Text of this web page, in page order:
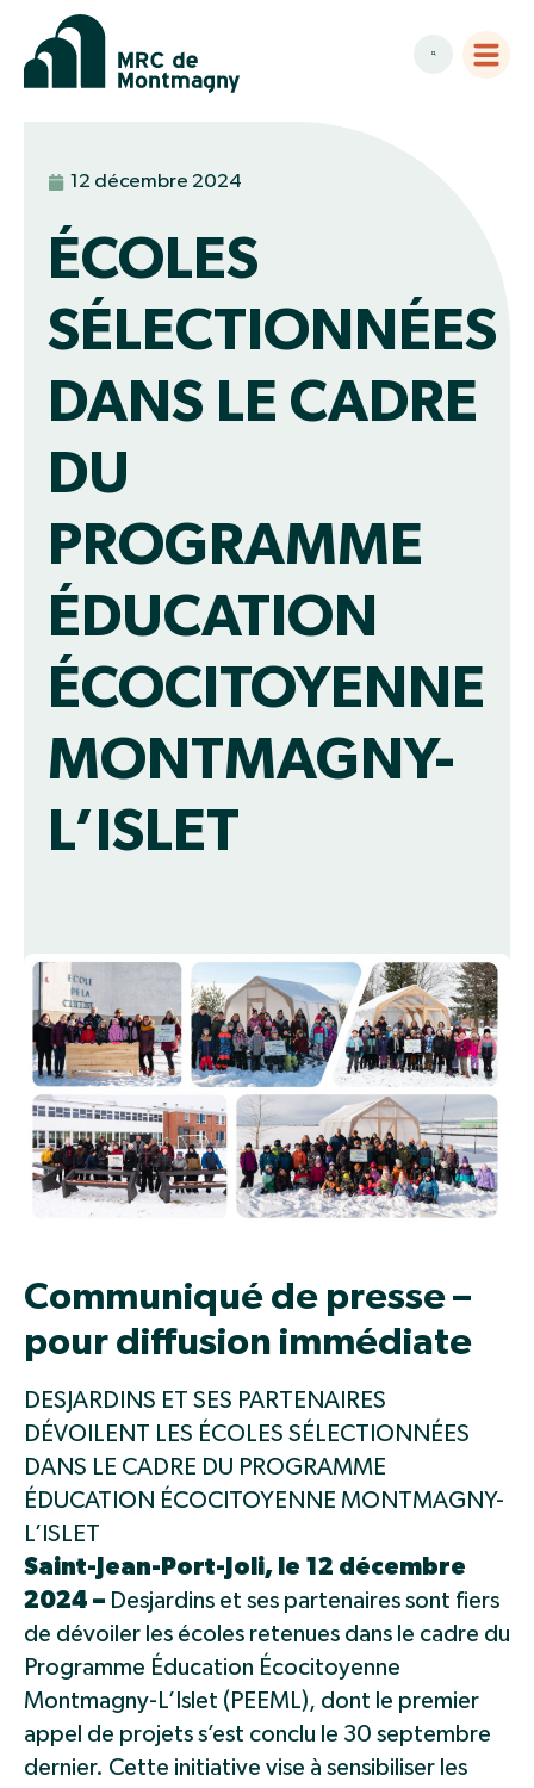
12 décembre 2024
ÉCOLES
SÉLECTIONNÉES
DANS LE CADRE
DU
PROGRAMME
ÉDUCATION
ÉCOCITOYENNE
MONTMAGNY-
L’ISLET
Communiqué de presse –
pour diffusion immédiate
DESJARDINS ET SES PARTENAIRES
DÉVOILENT LES ÉCOLES SÉLECTIONNÉES
DANS LE CADRE DU PROGRAMME
ÉDUCATION ÉCOCITOYENNE MONTMAGNY-
L’ISLET
Saint-Jean-Port-Joli, le 12 décembre
2024 – Desjardins et ses partenaires sont fiers
de dévoiler les écoles retenues dans le cadre du
Programme Éducation Écocitoyenne
Montmagny-L’Islet (PEEML), dont le premier
appel de projets s’est conclu le 30 septembre
dernier. Cette initiative vise à sensibiliser les